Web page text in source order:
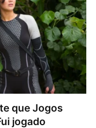
que Jogos
jogado